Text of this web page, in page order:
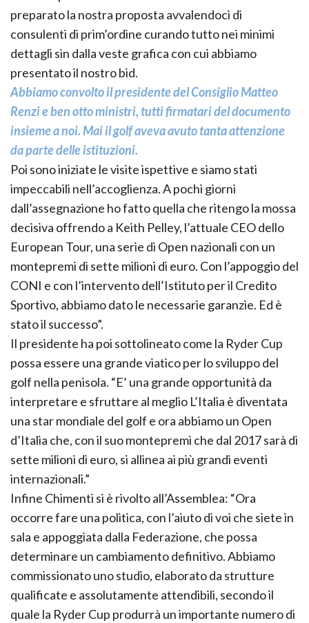
preparato la nostra proposta avvalendoci di
consulenti di prim’ordine curando tutto nei minimi
dettagli sin dalla veste grafica con cui abbiamo
presentato il nostro bid.
Abbiamo convolto il presidente del Consiglio Matteo
Renzi e ben otto ministri, tutti firmatari del documento
insieme a noi. Mai il golf aveva avuto tanta attenzione
da parte delle istituzioni.
Poi sono iniziate le visite ispettive e siamo stati
impeccabili nell’accoglienza. A pochi giorni
dall’assegnazione ho fatto quella che ritengo la mossa
decisiva offrendo a Keith Pelley, l’attuale CEO dello
European Tour, una serie di Open nazionali con un
montepremi di sette milioni di euro. Con l’appoggio del
CONI e con l’intervento dell’Istituto per il Credito
Sportivo, abbiamo dato le necessarie garanzie. Ed è
stato il successo”.
Il presidente ha poi sottolineato come la Ryder Cup
possa essere una grande viatico per lo sviluppo del
golf nella penisola. “E’ una grande opportunità da
interpretare e sfruttare al meglio L’Italia è diventata
una star mondiale del golf e ora abbiamo un Open
d’Italia che, con il suo montepremi che dal 2017 sarà di
sette milioni di euro, si allinea ai più grandi eventi
internazionali.”
Infine Chimenti si è rivolto all’Assemblea: “Ora
occorre fare una politica, con l’aiuto di voi che siete in
sala e appoggiata dalla Federazione, che possa
determinare un cambiamento definitivo. Abbiamo
commissionato uno studio, elaborato da strutture
qualificate e assolutamente attendibili, secondo il
quale la Ryder Cup produrrà un importante numero di